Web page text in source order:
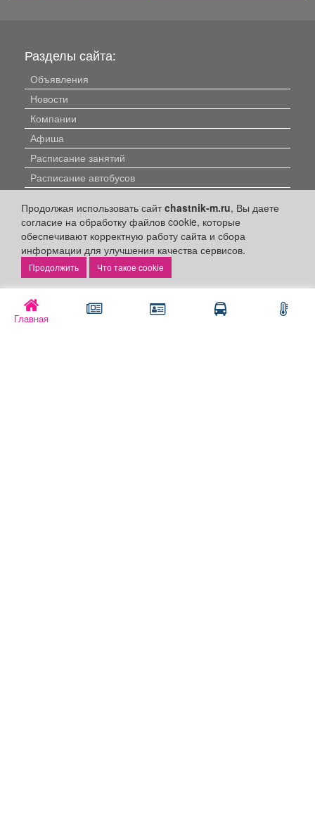
Главная
Продолжая использовать сайтchastnik-m.ru, Вы даете
согласие на обработку файлов cookie, которые
обеспечивают корректную работу сайта и сбора
информации для улучшения качества сервисов.
Что такое cookie
Разделы сайта:
Объявления
Новости
Компании
Афиша
Расписание занятий
Расписание автобусов
Контакты
Наши вакансии
Быстрые ссылки:
Личный кабинет